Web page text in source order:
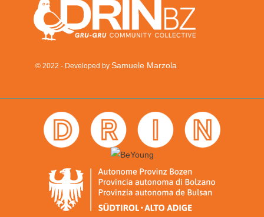
© 2022 - Developed by Samuele Marzola